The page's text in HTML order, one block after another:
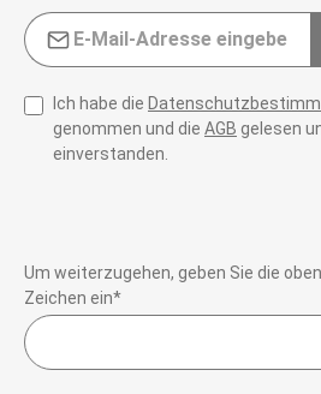
E-Mail-Adresse*
Ich habe die
genommen und die AGB gelesen
einverstanden.
Um weiterzugehen, geben Sie die
Zeichen ein*